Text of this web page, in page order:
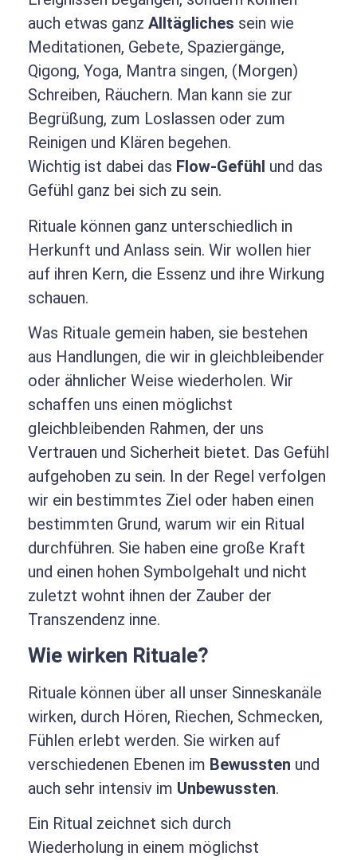
auch etwas ganz Alltägliches sein wie
Meditationen, Gebete, Spaziergänge,
Qigong, Yoga, Mantra singen, (Morgen)
Schreiben, Räuchern. Man kann sie zur
Begrüßung, zum Loslassen oder zum
Reinigen und Klären begehen.
Wichtig ist dabei das Flow-Gefühl und das
Gefühl ganz bei sich zu sein.
Rituale können ganz unterschiedlich in
Herkunft und Anlass sein. Wir wollen hier
auf ihren Kern, die Essenz und ihre Wirkung
schauen.
Was Rituale gemein haben, sie bestehen
aus Handlungen, die wir in gleichbleibender
oder ähnlicher Weise wiederholen. Wir
schaffen uns einen möglichst
gleichbleibenden Rahmen, der uns
Vertrauen und Sicherheit bietet. Das Gefühl
aufgehoben zu sein. In der Regel verfolgen
wir ein bestimmtes Ziel oder haben einen
bestimmten Grund, warum wir ein Ritual
durchführen. Sie haben eine große Kraft
und einen hohen Symbolgehalt und nicht
zuletzt wohnt ihnen der Zauber der
Transzendenz inne.
Wie wirken Rituale?
Rituale können über all unser Sinneskanäle
wirken, durch Hören, Riechen, Schmecken,
Fühlen erlebt werden. Sie wirken auf
verschiedenen Ebenen im Bewussten und
auch sehr intensiv im Unbewussten.
Ein Ritual zeichnet sich durch
Wiederholung in einem möglichst